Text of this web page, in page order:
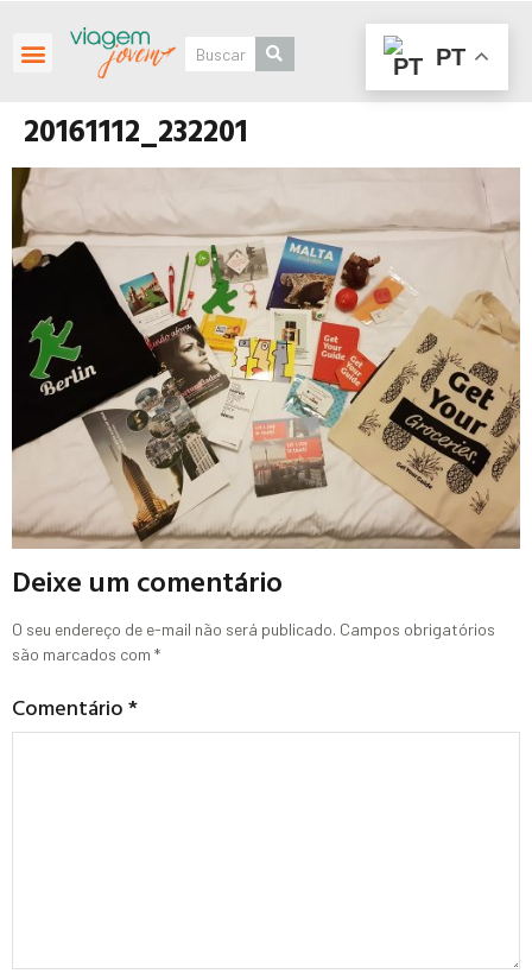
20161112_232201
Deixe um comentário
O seu endereço de e-mail não será publicado. Campos obrigatórios
são marcados com *
Comentário*
PT